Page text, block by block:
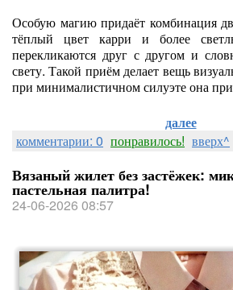
Особую магиюпридаёт комбинация
тёплый цвет карри и более
перекликаются другсдругом и
свету. Такой приёмделает вещь
при минималистичномсилуэтеона
далее
комментарии: 0 понравилось! вверх^
Вязаный жилет без застёжек:
пастельная палитра!
24-06-2026 08:57